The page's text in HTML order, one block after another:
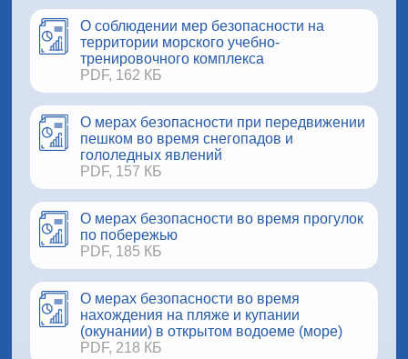
О соблюдении мер безопасности на
территории морского учебно-
тренировочного комплекса
PDF, 162 КБ
О мерах безопасности при передвижении
пешком во время снегопадов и
гололедных явлений
PDF, 157 КБ
О мерах безопасности во время прогулок
по побережью
PDF, 185 КБ
О мерах безопасности во время
нахождения на пляже и купании
(окунании) в открытом водоеме (море)
PDF, 218 КБ